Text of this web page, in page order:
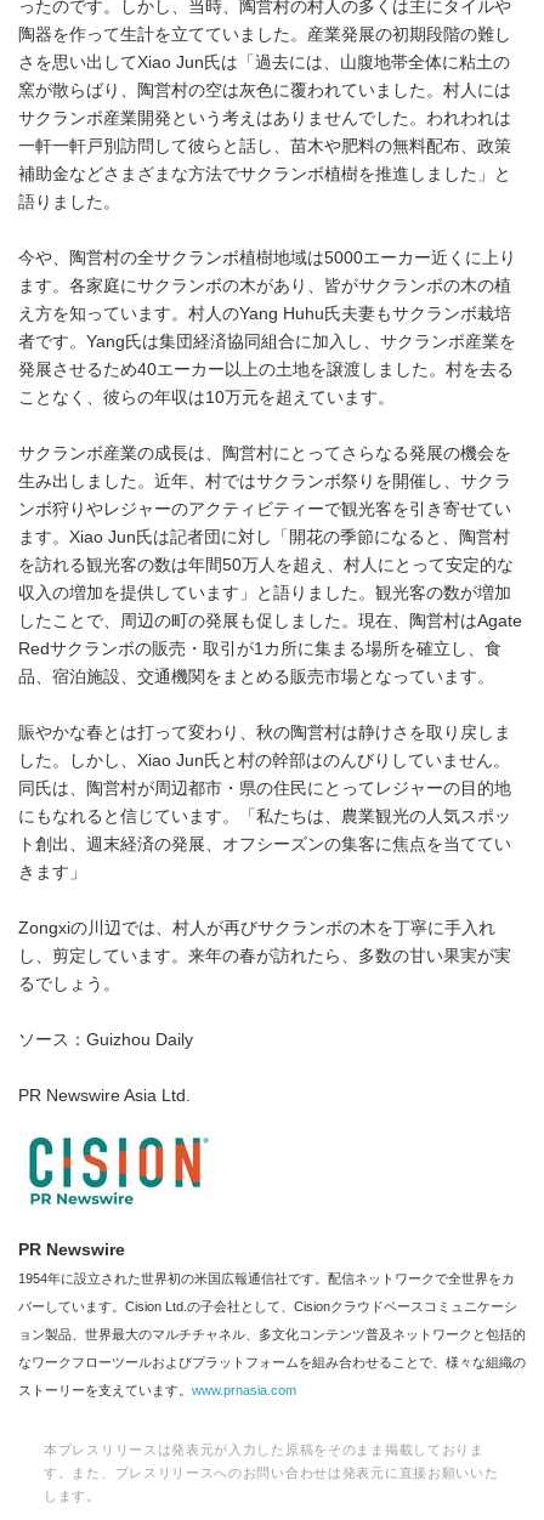
ったのです。しかし、当時、陶営村の村人の多くは主にタイルや
陶器を作って生計を立てていました。産業発展の初期段階の難し
さを思い出してXiao Jun氏は「過去には、山腹地帯全体に粘土の
窯が散らばり、陶営村の空は灰色に覆われていました。村人には
サクランボ産業開発という考えはありませんでした。われわれは
一軒一軒戸別訪問して彼らと話し、苗木や肥料の無料配布、政策
補助金などさまざまな方法でサクランボ植樹を推進しました」と
語りました。
今や、陶営村の全サクランボ植樹地域は5000エーカー近くに上り
ます。各家庭にサクランボの木があり、皆がサクランボの木の植
え方を知っています。村人のYang Huhu氏夫妻もサクランボ栽培
者です。Yang氏は集団経済協同組合に加入し、サクランボ産業を
発展させるため40エーカー以上の土地を譲渡しました。村を去る
ことなく、彼らの年収は10万元を超えています。
サクランボ産業の成長は、陶営村にとってさらなる発展の機会を
生み出しました。近年、村ではサクランボ祭りを開催し、サクラ
ンボ狩りやレジャーのアクティビティーで観光客を引き寄せてい
ます。Xiao Jun氏は記者団に対し「開花の季節になると、陶営村
を訪れる観光客の数は年間50万人を超え、村人にとって安定的な
収入の増加を提供しています」と語りました。観光客の数が増加
したことで、周辺の町の発展も促しました。現在、陶営村はAgate
Redサクランボの販売・取引が1カ所に集まる場所を確立し、食
品、宿泊施設、交通機関をまとめる販売市場となっています。
賑やかな春とは打って変わり、秋の陶営村は静けさを取り戻しま
した。しかし、Xiao Jun氏と村の幹部はのんびりしていません。
同氏は、陶営村が周辺都市・県の住民にとってレジャーの目的地
にもなれると信じています。「私たちは、農業観光の人気スポッ
ト創出、週末経済の発展、オフシーズンの集客に焦点を当ててい
きます」
Zongxiの川辺では、村人が再びサクランボの木を丁寧に手入れ
し、剪定しています。来年の春が訪れたら、多数の甘い果実が実
るでしょう。
ソース：Guizhou Daily
PR Newswire Asia Ltd.
PR Newswire
1954年に設立された世界初の米国広報通信社です。配信ネットワークで全世界をカ
バーしています。Cision Ltd.の子会社として、Cisionクラウドベースコミュニケーシ
ョン製品、世界最大のマルチチャネル、多文化コンテンツ普及ネットワークと包括的
なワークフローツールおよびプラットフォームを組み合わせることで、様々な組織の
ストーリーを支えています。 www.prnasia.com
本プレスリリースは発表元が入力した原稿をそのまま掲載しておりま
す。また、プレスリリースへのお問い合わせは発表元に直接お願いいた
します。